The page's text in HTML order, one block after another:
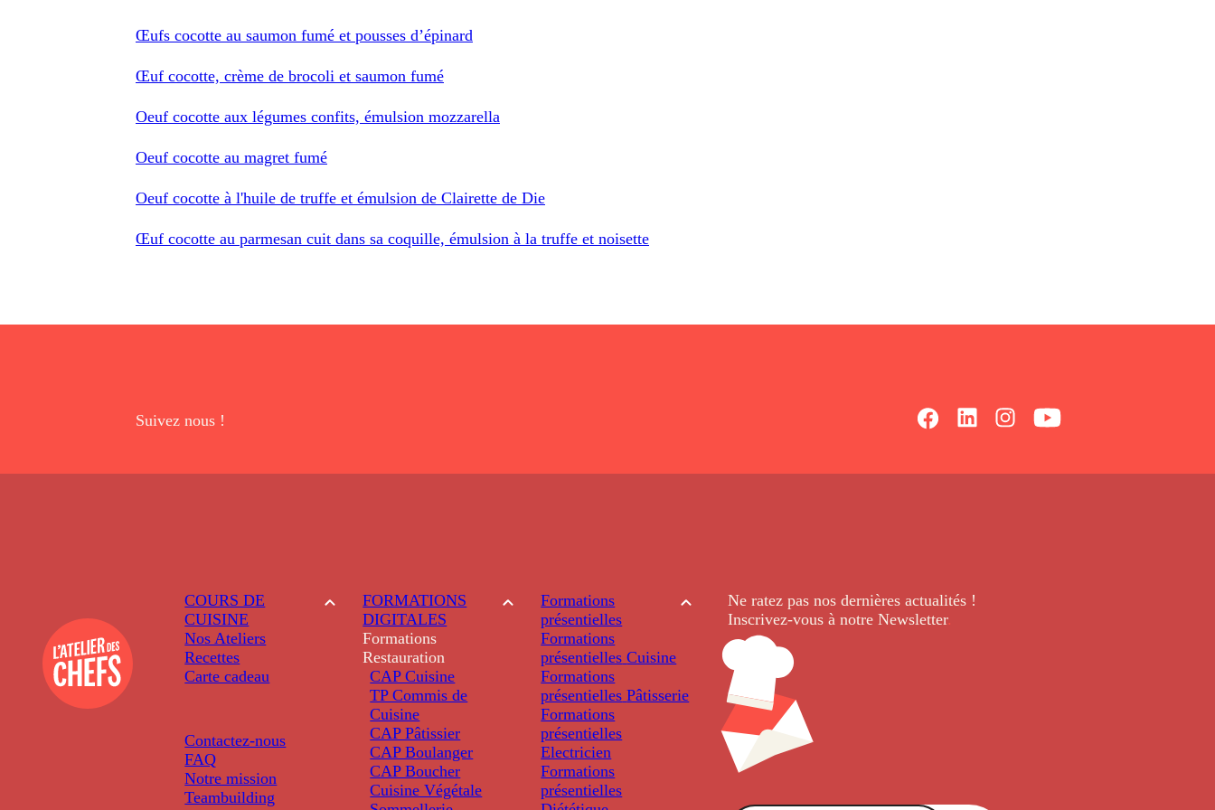
Œufs cocotte au saumon fumé et pousses d’épinard
Œuf cocotte, crème de brocoli et saumon fumé
Oeuf cocotte aux légumes confits, émulsion mozzarella
Oeuf cocotte au magret fumé
Oeuf cocotte à l'huile de truffe et émulsion de Clairette de Die
Œuf cocotte au parmesan cuit dans sa coquille, émulsion à la truffe et noisette
Suivez nous !
COURS DE
CUISINE
Nos Ateliers
Recettes
Carte cadeau
Contactez-nous
FAQ
Notre mission
Teambuilding
FORMATIONS
DIGITALES
Formations
Restauration
CAP Cuisine
TP Commis de
Cuisine
CAP Pâtissier
CAP Boulanger
CAP Boucher
Cuisine Végétale
Formations
présentielles
Formations
présentielles Cuisine
Formations
présentielles Pâtisserie
Formations
présentielles
Electricien
Formations
présentielles
Ne ratez pas nos dernièresactualités !
Inscrivez-vous à notre Newsletter.